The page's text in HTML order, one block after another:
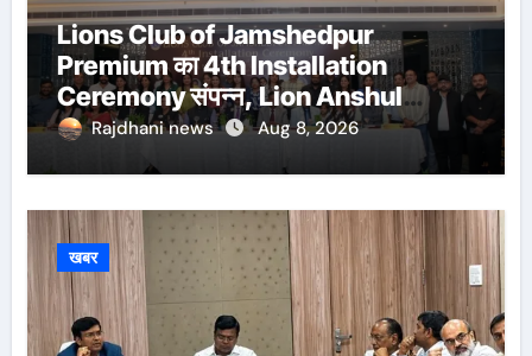
Lions Club of Jamshedpur
Premium का 4th Installation
Ceremony संपन्न, Lion Anshul
Ringasia ने संभाला अध्यक्ष पद
Rajdhani news Aug 8, 2026
खबर